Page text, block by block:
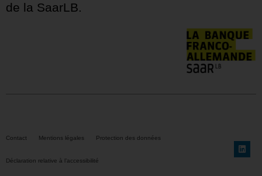
de la SaarLB.
Contact Mentions légales Protection des données
Déclaration relative à l’accessibilité